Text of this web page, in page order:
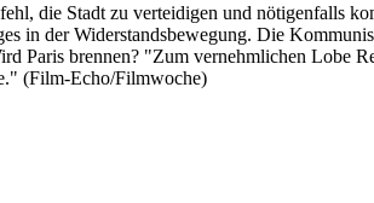
die Stadt zu verteidigen und nötigenfalls
in der Widerstandsbewegung. Die
Paris brennen? "Zum vernehmlichen Lobe
(Film-Echo/Filmwoche)